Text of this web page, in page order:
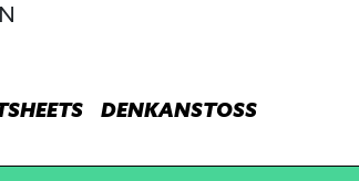
DENKANSTOSS